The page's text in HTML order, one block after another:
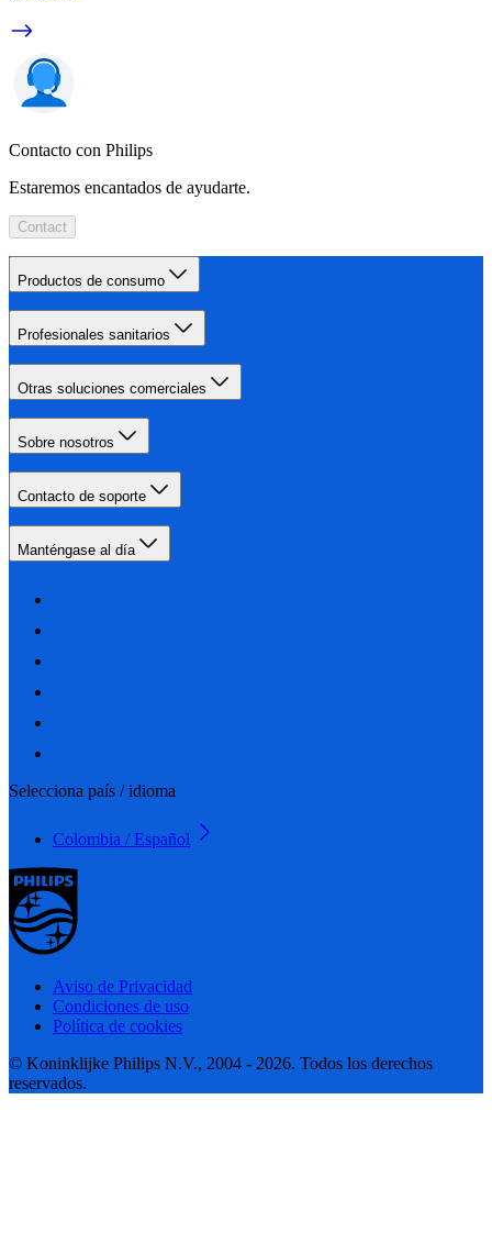
Contacto con Philips
Estaremos encantados de ayudarte.
Contact
Productos de consumo
Profesionales sanitarios
Otras soluciones comerciales
Sobre nosotros
Contacto de soporte
Manténgase al día
Selecciona país / idioma
Colombia / Español
Aviso de Privacidad
Condiciones de uso
Política de cookies
© Koninklijke Philips N.V., 2004 - 2026. Todos los derechos
reservados.